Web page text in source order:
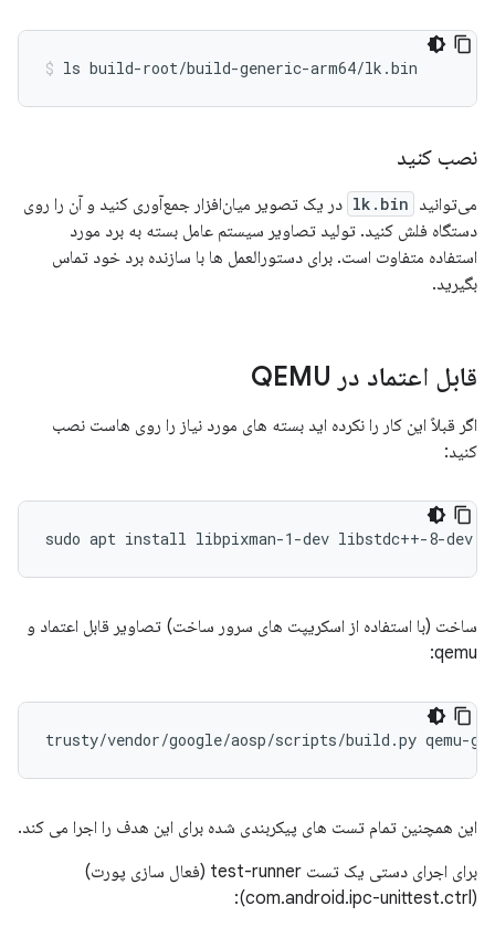
نصب کنید
می‌توانید lk.bin در یک تصویر میان‌افزار جمع‌آوری کنید و آن را روی
دستگاه فلش کنید. تولید تصاویر سیستم عامل بسته به برد مورد
استفاده متفاوت است. برای دستورالعمل ها با سازنده برد خود تماس
بگیرید.
قابل اعتماد در QEMU
اگر قبلاً این کار را نکرده اید بسته های مورد نیاز را روی هاست نصب
کنید:
sudo apt install libpixman-1-dev libstdc++-8-dev
ساخت (با استفاده از اسکریپت های سرور ساخت) تصاویر قابل اعتماد و
qemu:
این همچنین تمام تست های پیکربندی شده برای این هدف را اجرا می کند.
برای اجرای دستی یک تست test-runner (فعال سازی پورت)
(com.android.ipc-unittest.ctrl):